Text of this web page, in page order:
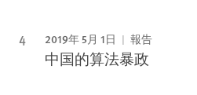
2019年 5月 1日 報告
中国的算法暴政